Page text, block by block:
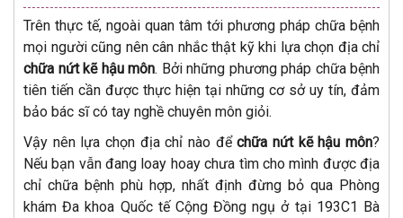
Trên thực tế, ngoài quan tâm tới phương pháp chữa bệnh
mọi người cũng nên cân nhắc thật kỹ khi lựa chọn địa chỉ
chữa nứt kẽ hậu môn. Bởi những phương pháp chữa bệnh
tiên tiến cần được thực hiện tại những cơ sở uy tín, đảm
bảo bác sĩ có tay nghề chuyên môn giỏi.
Vậy nên lựa chọn địa chỉ nào đểchữa nứt kẽ hậu môn?
Nếu bạn vẫn đang loay hoay chưa tìm cho mình được địa
chỉ chữa bệnh phù hợp, nhất định đừng bỏ qua Phòng
khám Đa khoa Quốc tế Cộng Đồng ngụ ở tại 193C1 Bà